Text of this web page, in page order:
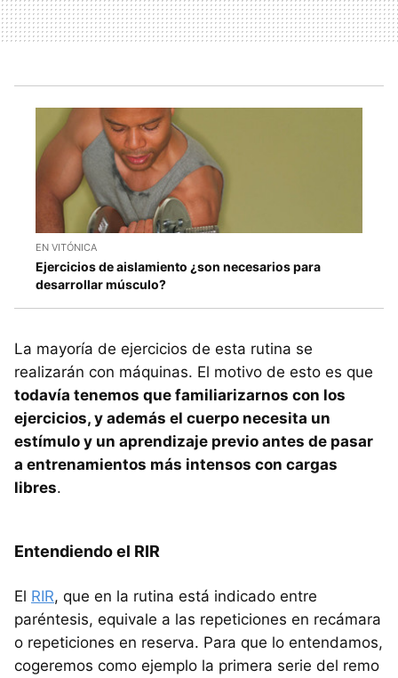
EN VITÓNICA
Ejercicios de aislamiento ¿son necesarios para
desarrollar músculo?
La mayoría de ejercicios de esta rutina se
realizarán con máquinas. El motivo de esto es que
todavía tenemos que familiarizarnos con los
ejercicios, y además el cuerpo necesita un
estímulo y un aprendizaje previo antes de pasar
a entrenamientos más intensos con cargas
libres.
Entendiendo el RIR
El RIR, que en la rutina está indicado entre
paréntesis, equivale a las repeticiones en recámara
o repeticiones en reserva. Para que lo entendamos,
cogeremos como ejemplo la primera serie del remo